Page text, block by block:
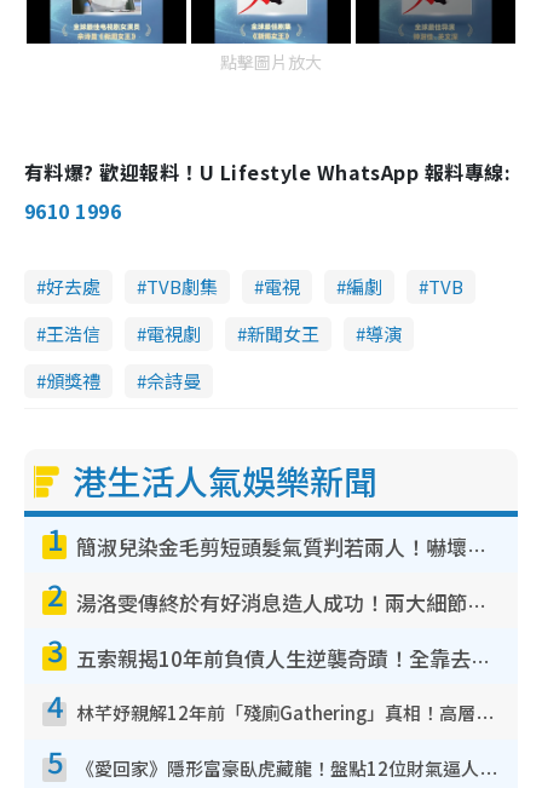
點擊圖片放大
有料爆? 歡迎報料！U Lifestyle WhatsApp 報料專線:
9610 1996
好去處 TVB劇集 電視 編劇
TVB
王浩信
電視劇 新聞女王
導演
頒獎禮
佘詩曼
港生活人氣娛樂新聞
1 簡淑兒染金毛剪短頭髮氣質判若兩人！嚇壞老公麥大力都認唔出：「你做咩事？」
2 湯洛雯傳終於有好消息造人成功！兩大細節曝孕味極濃惹猜測：大肚婆先會咁！
3 五索親揭10年前負債人生逆襲奇蹟！全靠去一地方轉運後即遇上馬先生
4 林芊妤親解12年前「殘廁Gathering」真相！高層解約一句話重創尊嚴至今拒返TVB
5 《愛回家》隱形富豪臥虎藏龍！盤點12位財氣逼人的有錢藝人：呢位靚女3億身家唔憂做